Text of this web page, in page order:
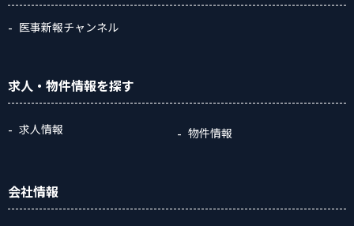
医事新報チャンネル
求人・物件情報を探す
求人情報 物件情報
会社情報